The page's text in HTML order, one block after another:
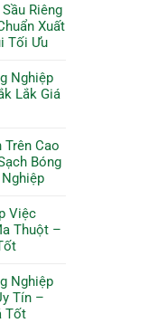
Riêng
Xuất
Tối Ưu
Nghiệp
Lắk Giá
Trên Cao
Bóng
Việc
Thuột –
Nghiệp
Tín –
Tốt